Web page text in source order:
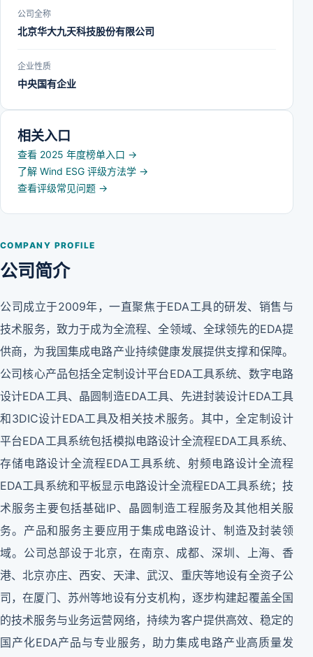
COMPANY PROFILE
公司简介
公司成立于2009年，一直聚焦于EDA工具的研发、销售与
技术服务，致力于成为全流程、全领域、全球领先的EDA提
供商，为我国集成电路产业持续健康发展提供支撑和保障。
公司核心产品包括全定制设计平台EDA工具系统、数字电路
设计EDA工具、晶圆制造EDA工具、先进封装设计EDA工具
和3DIC设计EDA工具及相关技术服务。其中，全定制设计
平台EDA工具系统包括模拟电路设计全流程EDA工具系统、
存储电路设计全流程EDA工具系统、射频电路设计全流程
EDA工具系统和平板显示电路设计全流程EDA工具系统；技
术服务主要包括基础IP、晶圆制造工程服务及其他相关服
务。产品和服务主要应用于集成电路设计、制造及封装领
域。公司总部设于北京，在南京、成都、深圳、上海、香
港、北京亦庄、西安、天津、武汉、重庆等地设有全资子公
司，在厦门、苏州等地设有分支机构，逐步构建起覆盖全国
的技术服务与业务运营网络，持续为客户提供高效、稳定的
国产化EDA产品与专业服务，助力集成电路产业高质量发
公司全称
北京华大九天科技股份有限公司
企业性质
中央国有企业
相关入口
查看 2025 年度榜单入口 →
了解 Wind ESG 评级方法学 →
查看评级常见问题 →